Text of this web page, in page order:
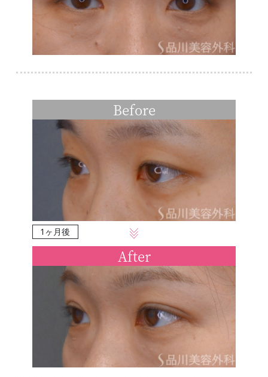
Before
1ヶ月後
After